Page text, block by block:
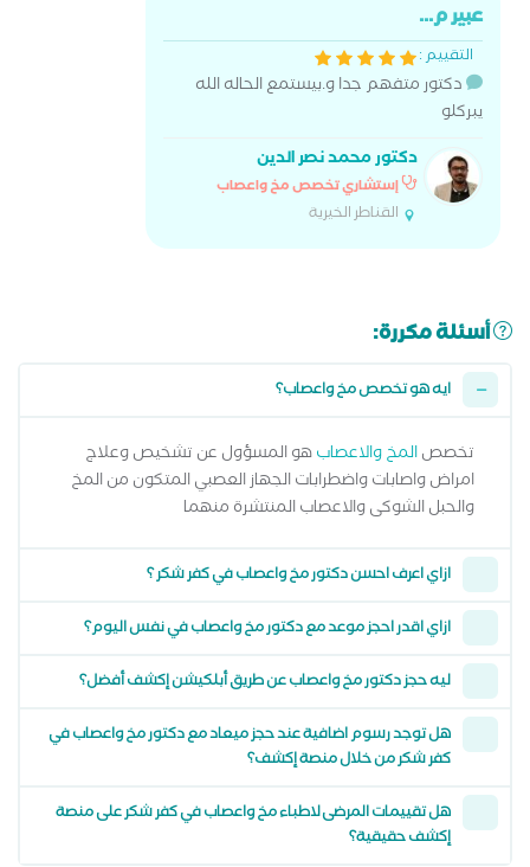
عبير م...
التقييم :
دكتور متفهم جدا و.بيستمع الحاله الله
يبركلو
دكتور محمد نصر الدين
إستشاري تخصص مخ واعصاب
القناطر الخيرية
أسئلة مكررة:
ايه هو تخصص مخ واعصاب؟
تخصصالمخ والاعصابهو المسؤول عن تشخيص وعلاج
امراض واصابات واضطرابات الجهاز العصبي المتكون من المخ
والحبل الشوكى والاعصاب المنتشرة منهما
ازاي اعرف احسن دكتور مخ واعصاب في كفر شكر ؟
ازاي اقدر احجز موعد مع دكتور مخ واعصاب في نفس اليوم؟
ليه حجز دكتور مخ واعصاب عن طريق أبلكيشن إكشف أفضل؟
هل توجد رسوم اضافية عند حجز ميعاد مع دكتور مخ واعصاب في
كفر شكر من خلال منصة إكشف؟
هل تقييمات المرضى لاطباء مخ واعصاب في كفر شكر على منصة
إكشف حقيقية؟